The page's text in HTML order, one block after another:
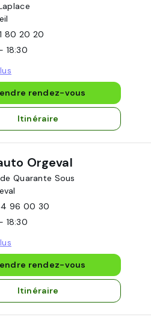
80 20 20
18:30
rendez-vous
Itinéraire
Orgeval
Quarante Sous
96 00 30
18:30
rendez-vous
Itinéraire